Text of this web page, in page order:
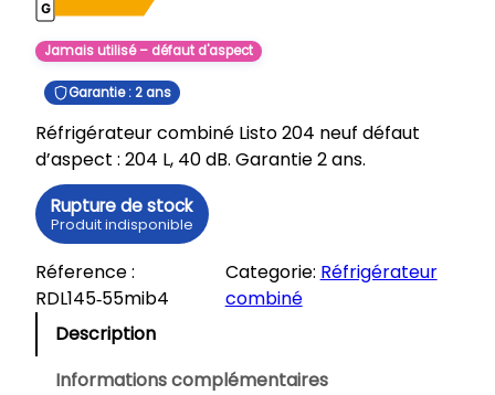
Jamais utilisé – défaut d'aspect
Garantie : 2 ans
Réfrigérateur combiné Listo 204 neuf défaut
d’aspect : 204 L, 40 dB. Garantie 2 ans.
Rupture de stock
Produit indisponible
Réference :
RDL145‑55mib4
Categorie: Réfrigérateur
combiné
Description
Informations complémentaires